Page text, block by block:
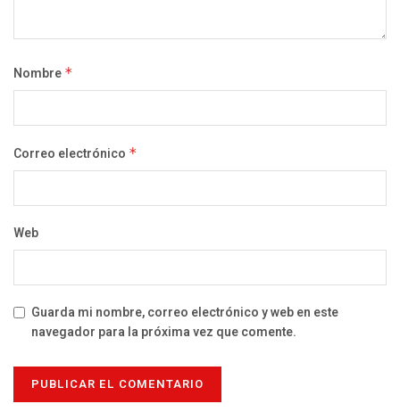
Nombre *
Correo electrónico *
Web
Guarda mi nombre, correo electrónico y web en este
navegador para la próxima vez que comente.